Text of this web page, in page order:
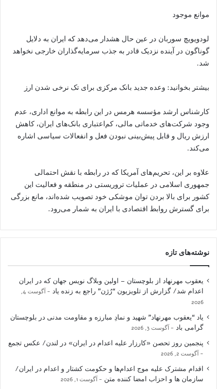
موانع موجود
لودویویچ سوربان در عین حال هشدار می‌دهد که ایران به دلایل
گوناگون در آینده نزدیک قادر به جذب سرمایه‌گذاران خارجی نخواهد
شد.
بیشتر بخوانید: وعده جدید بانک مرکزی برای تک نرخی شدن ارز
کارشناس ارشد مؤسسه هرمس در این رابطه به موانع اداری، عدم
وجود شرکت‌های خدماتی مالی، کم‌اعتباری بانک‌های ایران، کاهش
ارزش ریال و قابل پیش‌بینی نبودن فعل و انفعالات سیاسی اشاره
می‌کند.
علاوه بر این، تحریم‌های آمریکا که در رابطه با نقش احتمالی
جمهوری اسلامی در عملیات تروریستی در منطقه و فعالیت این
کشور برای بالا بردن توان موشکی خود تصویب شده‌اند، مانع بزرگی
برای گسترش روابط اقتصادی با ایران به شمار می‌رود.
نوشته‌های تازه
یعقوب مهرنهاد از بلوچستان – اولین وبلاگ نویس جهان که در ایران
اعدام شد/ گزارش از تلویزیون “رُژن” راجع به زنده یاد
آگوست 4,
2026
یاد “یعقوب مهرنهاد” شهید و نمادِ مبارزه و مقاومت مدنی در بلوچستان
گرامی باد
آگوست 3, 2026
پنجمین روز تحصن «کارزار علیه اعدام در ایران» در لندن/ عکس تجمع
آگوست 2, 2026
اقدام مشترک علیه موج اعدام‌ها و حکومت کشتار و اعدام در ایران/
سازمان ها و احزاب امضا کننده متن
آگوست 1, 2026